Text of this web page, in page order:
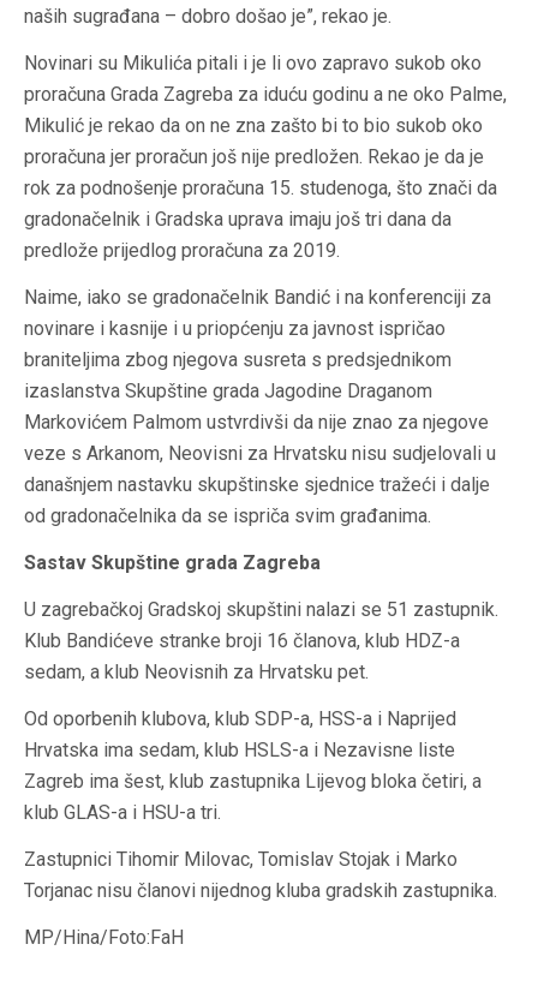
naših sugrađana – dobro došao je”, rekao je.
Novinari su Mikulića pitali i je li ovo zapravo sukob oko
proračuna Grada Zagreba za iduću godinu a ne oko Palme,
Mikulić je rekao da on ne zna zašto bi to bio sukob oko
proračuna jer proračun još nije predložen. Rekao je da je
rok za podnošenje proračuna 15. studenoga, što znači da
gradonačelnik i Gradska uprava imaju još tri dana da
predlože prijedlog proračuna za 2019.
Naime, iako se gradonačelnik Bandić i na konferenciji za
novinare i kasnije i u priopćenju za javnost ispričao
braniteljima zbog njegova susreta s predsjednikom
izaslanstva Skupštine grada Jagodine Draganom
Markovićem Palmom ustvrdivši da nije znao za njegove
veze s Arkanom, Neovisni za Hrvatsku nisu sudjelovali u
današnjem nastavku skupštinske sjednice tražeći i dalje
od gradonačelnika da se ispriča svim građanima.
Sastav Skupštine grada Zagreba
U zagrebačkoj Gradskoj skupštini nalazi se 51 zastupnik.
Klub Bandićeve stranke broji 16 članova, klub HDZ-a
sedam, a klub Neovisnih za Hrvatsku pet.
Od oporbenih klubova, klub SDP-a, HSS-a i Naprijed
Hrvatska ima sedam, klub HSLS-a i Nezavisne liste
Zagreb ima šest, klub zastupnika Lijevog bloka četiri, a
klub GLAS-a i HSU-a tri.
Zastupnici Tihomir Milovac, Tomislav Stojak i Marko
Torjanac nisu članovi nijednog kluba gradskih zastupnika.
MP/Hina/Foto:FaH